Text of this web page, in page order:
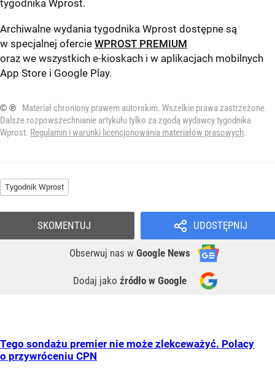
tygodnika Wprost.
Archiwalne wydania tygodnika Wprost dostępne są
w specjalnej ofercie WPROST PREMIUM
oraz we wszystkich e-kioskach i w aplikacjach mobilnych
App Store i Google Play.
© ℗
Materiał chroniony prawem autorskim. Wszelkie prawa zastrzeżone.
Dalsze rozpowszechnianie artykułu tylko za zgodą wydawcy tygodnika
Wprost. Regulamin i warunki licencjonowania materiałów prasowych.
Tygodnik Wprost
UDOSTĘPNIJ
Obserwuj nas w Google News
Dodaj jako źródło w Google
SKOMENTUJ
Tego sondażu premier nie może zlekceważyć. Polacy
o przywróceniu CPN